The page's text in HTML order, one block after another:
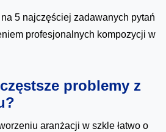
5 najczęściej zadawanych pytań
profesjonalnych kompozycji w
problemy z
aranżacji w szkle łatwo o